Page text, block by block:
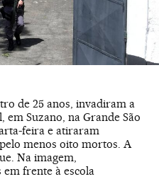
de 25 anos, invadiram a
em Suzano, na Grande São
feira e atiraram
menos oito mortos. A
Na imagem,
frente à escola